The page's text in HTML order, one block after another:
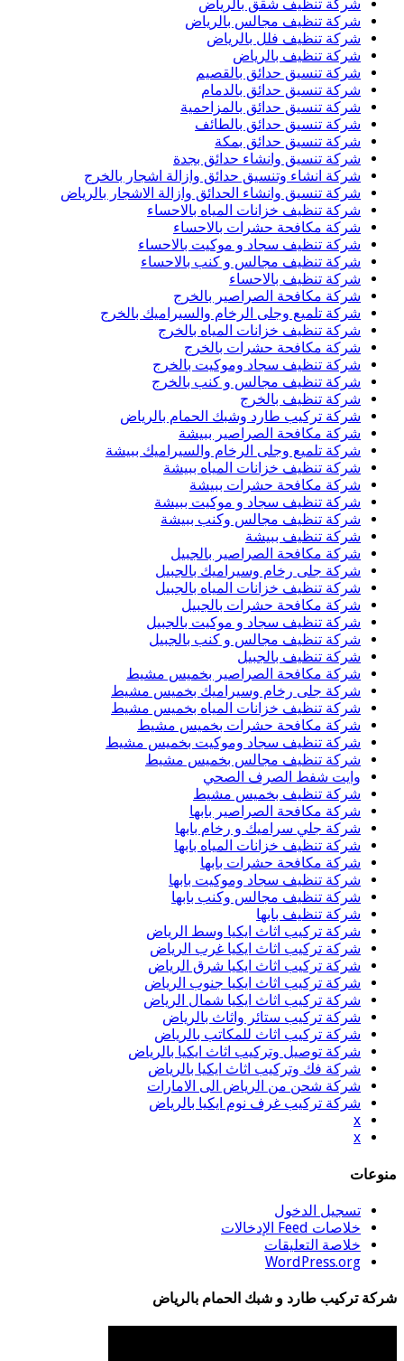
شركة تنظيف شقق بالرياض
شركة تنظيف مجالس بالرياض
شركة تنظيف فلل بالرياض
شركة تنظيف بالرياض
شركة تنسيق حدائق بالقصيم
شركة تنسيق حدائق بالدمام
شركة تنسيق حدائق بالمزاحمية
شركة تنسيق حدائق بالطائف
شركة تنسيق حدائق بمكة
شركة تنسيق وانشاء حدائق بجدة
شركة انشاء وتنسيق حدائق وازالة اشجار بالخرج
شركة تنسيق وانشاء الحدائق وازالة الاشجار بالرياض
شركة تنظيف خزانات المياه بالاحساء
شركة مكافحة حشرات بالاحساء
شركة تنظيف سجاد و موكيت بالاحساء
شركة تنظيف مجالس و كنب بالاحساء
شركة تنظيف بالاحساء
شركة مكافحة الصراصير بالخرج
شركة تلميع وجلى الرخام والسيراميك بالخرج
شركة تنظيف خزانات المياه بالخرج
شركة مكافحة حشرات بالخرج
شركة تنظيف سجاد وموكيت بالخرج
شركة تنظيف مجالس و كنب بالخرج
شركة تنظيف بالخرج
شركة تركيب طارد وشبك الحمام بالرياض
شركة مكافحة الصراصير ببيشة
شركة تلميع وجلى الرخام والسيراميك ببيشة
شركة تنظيف خزانات المياه ببيشة
شركة مكافحة حشرات ببيشة
شركة تنظيف سجاد و موكيت ببيشة
شركة تنظيف مجالس وكنب ببيشة
شركة تنظيف ببيشة
شركة مكافحة الصراصير بالجبيل
شركة جلى رخام وسيراميك بالجبيل
شركة تنظيف خزانات المياه بالجبيل
شركة مكافحة حشرات بالجبيل
شركة تنظيف سجاد و موكيت بالجبيل
شركة تنظيف مجالس و كنب بالجبيل
شركة تنظيف بالجبيل
شركة مكافحة الصراصير بخميس مشيط
شركة جلى رخام وسيراميك بخميس مشيط
شركة تنظيف خزانات المياه بخميس مشيط
شركة مكافحة حشرات بخميس مشيط
شركة تنظيف سجاد وموكيت بخميس مشيط
شركة تنظيف مجالس بخميس مشيط
وايت شفط الصرف الصحي
شركة تنظيف بخميس مشيط
شركة مكافحة الصراصير بابها
شركة جلي سراميك و رخام بابها
شركة تنظيف خزانات المياه بابها
شركة مكافحة حشرات بابها
شركة تنظيف سجاد وموكيت بابها
شركة تنظيف مجالس وكنب بابها
شركة تنظيف بابها
شركة تركيب اثاث ايكيا وسط الرياض
شركة تركيب اثاث ايكيا غرب الرياض
شركة تركيب اثاث ايكيا شرق الرياض
شركة تركيب اثاث ايكيا جنوب الرياض
شركة تركيب اثاث ايكيا شمال الرياض
شركة تركيب ستائر واثاث بالرياض
شركة تركيب اثاث للمكاتب بالرياض
شركة توصيل وتركيب اثاث ايكيا بالرياض
شركة فك وتركيب اثاث ايكيا بالرياض
شركة شحن من الرياض الى الامارات
شركة تركيب غرف نوم ايكيا بالرياض
x
x
منوعات
تسجيل الدخول
خلاصات Feed الإدخالات
خلاصة التعليقات
WordPress.org
شركة تركيب طارد و شبك الحمام بالرياض